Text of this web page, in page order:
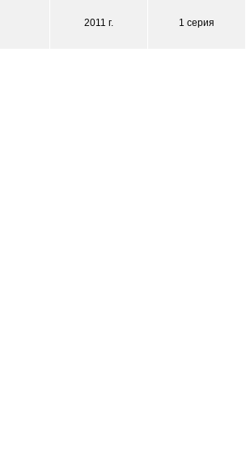
2011 г. 1 серия